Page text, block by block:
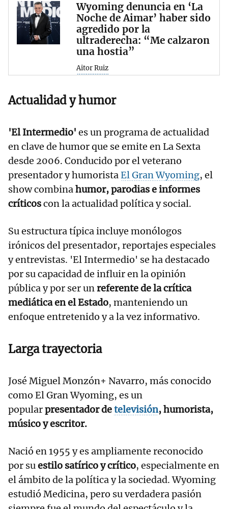
Wyoming denuncia en ‘La
Noche de Aimar’ haber sido
agredido por la
ultraderecha: “Me calzaron
una hostia”
Aitor Ruiz
Actualidad y humor
'El Intermedio' es un programa de actualidad
en clave de humor que se emite en La Sexta
desde 2006. Conducido por el veterano
presentador y humoristaEl Gran Wyoming, el
show combinahumor, parodias e informes
críticoscon la actualidad política y social.
Su estructura típica incluye monólogos
irónicos del presentador, reportajes especiales
y entrevistas. 'El Intermedio' se ha destacado
por su capacidad de influir en la opinión
pública y por ser unreferente de la crítica
mediática en el Estado, manteniendo un
enfoque entretenido y a la vez informativo.
Larga trayectoria
José Miguel Monzón+ Navarro, más conocido
como El Gran Wyoming, es un
popularpresentador detelevisión, humorista,
músico y escritor.
Nació en 1955 y es ampliamente reconocido
por suestilo satírico y crítico, especialmente en
el ámbito de la política y la sociedad. Wyoming
estudió Medicina, pero su verdadera pasión